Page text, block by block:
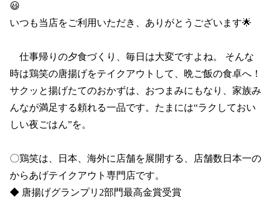
😃
いつも当店をご利用いただき、ありがとうございます🌟
仕事帰りの夕食づくり、毎日は大変ですよね。 そんな
時は鶏笑の唐揚げをテイクアウトして、晩ご飯の食卓へ！
サクッと揚げたてのおかずは、おつまみにもなり、家族み
んなが満足する頼れる一品です。たまには“ラクしておい
しい夜ごはん”を。
〇鶏笑は、日本、海外に店舗を展開する、店舗数日本一の
からあげテイクアウト専門店です。
◆ 唐揚げグランプリ2部門最高金賞受賞